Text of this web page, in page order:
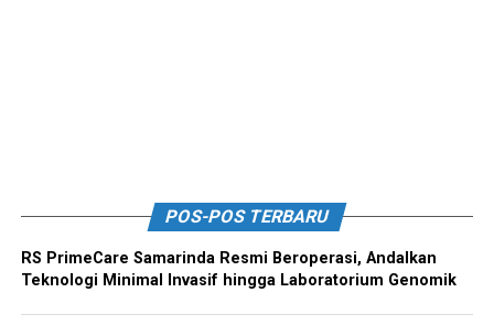
POS-POS TERBARU
RS PrimeCare Samarinda Resmi Beroperasi, Andalkan
Teknologi Minimal Invasif hingga Laboratorium Genomik